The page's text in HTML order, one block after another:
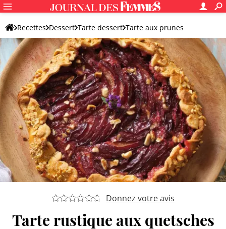
Recettes Dessert Tarte dessert Tarte aux prunes
Donnez votre avis
Tarte rustique aux quetsches